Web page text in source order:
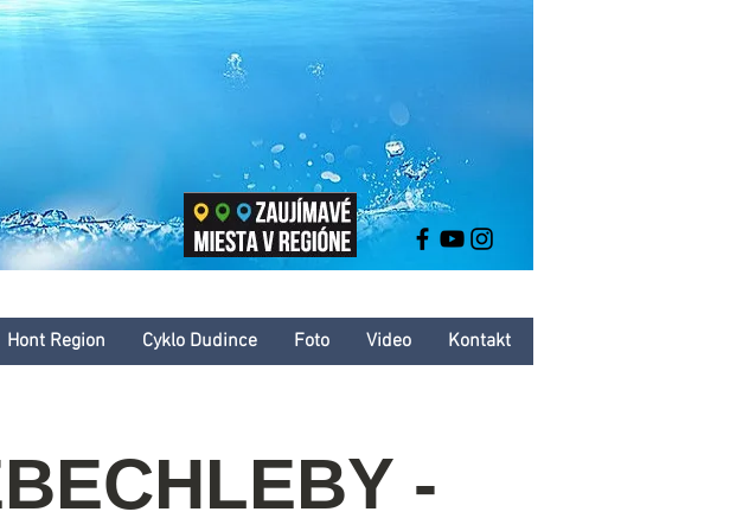
leto
Hont Region Cyklo Dudince Foto Video Kontakt
-